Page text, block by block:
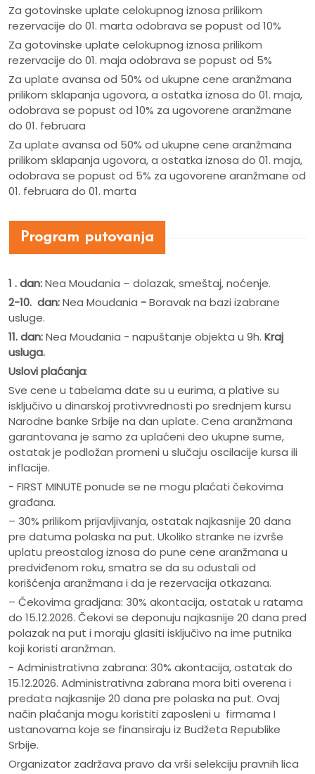
Za gotovinske uplate celokupnog iznosa prilikom
rezervacije do 01. marta odobrava se popust od 10%
Za gotovinske uplate celokupnog iznosa prilikom
rezervacije do 01. maja odobrava se popust od 5%
Za uplate avansa od 50% od ukupne cene aranžmana
prilikom sklapanja ugovora, a ostatka iznosa do 01. maja,
odobrava se popust od 10% za ugovorene aranžmane
do 01. februara
Za uplate avansa od 50% od ukupne cene aranžmana
prilikom sklapanja ugovora, a ostatka iznosa do 01. maja,
odobrava se popust od 5% za ugovorene aranžmane od
01. februara do 01. marta
Program putovanja
1 .dan:Nea Moudania – dolazak, smeštaj, noćenje.
2-10. dan:Nea Moudania -Boravak na bazi izabrane
usluge.
11. dan:Nea Moudania - napuštanje objekta u 9h. Kraj
usluga.
Uslovi plaćanja:
Sve cene u tabelama date su u eurima, a plative su
isključivo u dinarskoj protivvrednosti po srednjem kursu
Narodne banke Srbije na dan uplate. Cena aranžmana
garantovana je samo za uplaćeni deo ukupne sume,
ostatak je podložan promeni u slučaju oscilacije kursa ili
inflacije.
- FIRST MINUTE ponude se ne mogu plaćati čekovima
građana.
– 30% prilikom prijavljivanja, ostatak najkasnije 20 dana
pre datuma polaska na put. Ukoliko stranke ne izvrše
uplatu preostalog iznosa do pune cene aranžmana u
predviđenom roku, smatra se da su odustali od
korišćenja aranžmana i da je rezervacija otkazana.
– Čekovima gradjana: 30% akontacija, ostatak u ratama
do 15.12.2026. Čekovi se deponuju najkasnije 20 dana pred
polazak na put i moraju glasiti isključivo na ime putnika
koji koristi aranžman.
- Administrativna zabrana: 30% akontacija, ostatak do
15.12.2026. Administrativna zabrana mora biti overena i
predata najkasnije 20 dana pre polaska na put. Ovaj
način plaćanja mogu koristiti zaposleni u firmama I
ustanovama koje se finansiraju iz Budžeta Republike
Srbije.
Organizator zadržava pravo da vrši selekciju pravnih lica